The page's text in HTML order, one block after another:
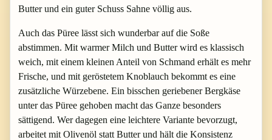
Butter und ein guter Schuss Sahne völlig aus.
Auch das Püree lässt sich wunderbar auf die Soße
abstimmen. Mit warmer Milch und Butter wird es klassisch
weich, mit einem kleinen Anteil von Schmand erhält es mehr
Frische, und mit geröstetem Knoblauch bekommt es eine
zusätzliche Würzebene. Ein bisschen geriebener Bergkäse
unter das Püree gehoben macht das Ganze besonders
sättigend. Wer dagegen eine leichtere Variante bevorzugt,
arbeitet mit Olivenöl statt Butter und hält die Konsistenz